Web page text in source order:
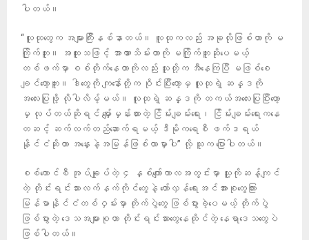
ပါတယ်။
“လူထုတွေက အများကြီးနစ်နာတယ်။ လူထုကလည်း အခုလိုဖြစ်တာကို မ
ကြိုက်ဘူး။ အထူးသဖြင့် အာဏာသိမ်းတာကို မကြိုက်ဘူးဆိုပေမယ့်
တစ်ဖက်မှာ စစ်တိုက်နေတာကိုလည်း သူတို့က အီနေကြပြီ မဖြစ်စေ
ချင်တော့ဘူး။ ဒါတွေကို ကျနော်တို့က ဝိုင်းပြီးတော့မှ လူထုရဲ့ ဆန္ဒကို
အလေးပြုဖို့ လိုပါလိမ့်မယ်။ လူထုရဲ့ ဆန္ဒကို တကယ်အလေးပြုပြီးတော့
မှ လုပ်တယ်ဆိုရင် မျှော်မှန်းထားတဲ့ ငြိမ်းချမ်းရေး၊ ငြိမ်းချမ်းရေးကနေ
တဆင့် ဆက်လက်တည်ဆောက်ရမယ့် ဒီမိုကရေစီ ဖက်ဒရယ်
နိုင်ငံဆိုတာ အနှေးနဲ့အမြန်ဖြစ်လာမှာပါ” လို့ သူက ပြောပါတယ်။
စစ်ကောင်စီ အုပ်ချုပ်တဲ့ ၄ နှစ်ကျော်ကာလအတွင်းမှာ သူ့ကိုဆန့်ကျင်
တဲ့ တိုင်းရင်းသားလက်နက်ကိုင်တွေနဲ့ တော်လှန်ရေးအင်အားစုတွေကြား
မြန်မာနိုင်ငံတစ်ဝှမ်းမှာ တိုက်ပွဲတွေ ဖြစ်ပွားခဲ့ပေမယ့် တိုက်ပွဲ
ဖြစ်ပွားတဲ့ ဒေသအများစုဟာ တိုင်းရင်းသားတွေနေထိုင်တဲ့ နေရာဒေသတွေပဲ
ဖြစ်ပါတယ်။